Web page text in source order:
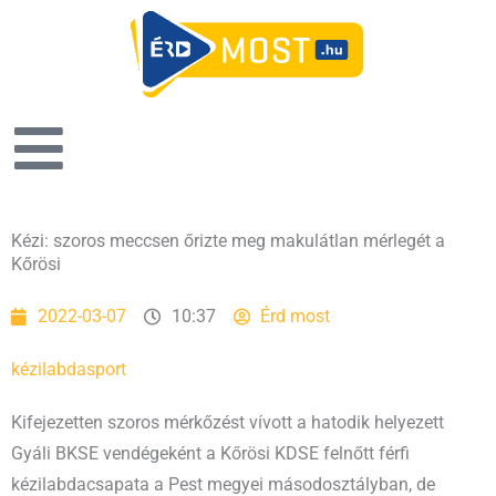
Kézi: szoros meccsen őrizte meg makulátlan mérlegét a
Kőrösi
2022-03-07 10:37 Érd most
kézilabdasport
Kifejezetten szoros mérkőzést vívott a hatodik helyezett
Gyáli BKSE vendégeként a Kőrösi KDSE felnőtt férfi
kézilabdacsapata a Pest megyei másodosztályban, de